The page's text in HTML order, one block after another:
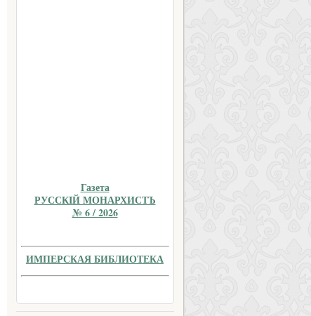
Газета
РУССКIЙ МОНАРХИСТЪ
№ 6 / 2026
ИМПЕРСКАЯ БИБЛИОТЕКА